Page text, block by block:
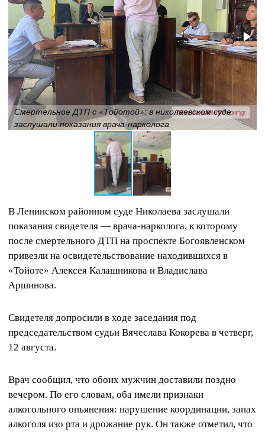
Смертельное ДТП с «Тойотой»: в николаевском суде
заслушали показания врача-нарколога
В Ленинском районном суде Николаева заслушали
показания свидетеля — врача-нарколога, к которому
после смертельного ДТП на проспекте Богоявленском
привезли на освидетельствование находившихся в
«Тойоте» Алексея Калашникова и Владислава
Аршинова.
Свидетеля допросили в ходе заседания под
председательством судьи Вячеслава Кокорева в четверг,
12 августа.
Врач сообщил, что обоих мужчин доставили поздно
вечером. По его словам, оба имели признаки
алкогольного опьянения: нарушение координации, запах
алкоголя изо рта и дрожание рук. Он также отметил, что